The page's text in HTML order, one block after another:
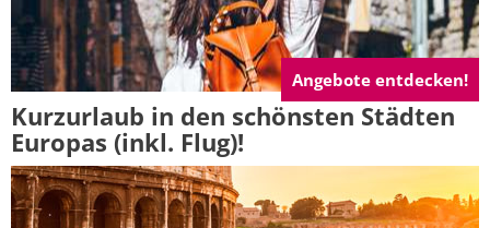
Angebote entdecken!
Kurzurlaub in den schönsten Städten
Europas (inkl. Flug)!